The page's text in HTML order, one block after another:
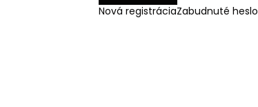
Nová registráciaZabudnuté heslo